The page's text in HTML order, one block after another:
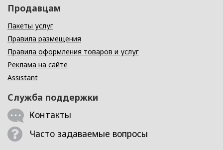
Продавцам
Пакеты услуг
Правила размещения
Правила оформления товаров и услуг
Реклама на сайте
Assistant
Служба поддержки
Контакты
Часто задаваемые вопросы